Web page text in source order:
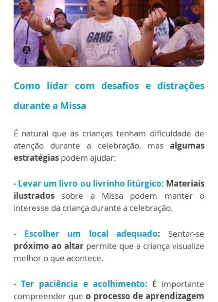
Como lidar com desafios e distrações
durante a Missa
É natural que as crianças tenham dificuldade de
atenção durante a celebração, mas algumas
estratégias podem ajudar:
- Levar um livro ou livrinho litúrgico: Materiais
ilustrados sobre a Missa podem manter o
interesse da criança durante a celebração.
- Escolher um local adequado: Sentar-se
próximo ao altar permite que a criança visualize
melhor o que acontece.
- Ter paciência e acolhimento: É importante
compreender que o processo de aprendizagem